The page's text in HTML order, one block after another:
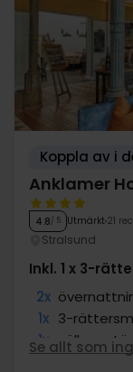
Koppla av i
Anklamer
4.8/ 5 Utmärkt 21
Stralsund
Inkl. 1 x 3-
2x
1x 3-
1x
Sen
Se allt som